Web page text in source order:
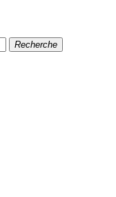
Recherche